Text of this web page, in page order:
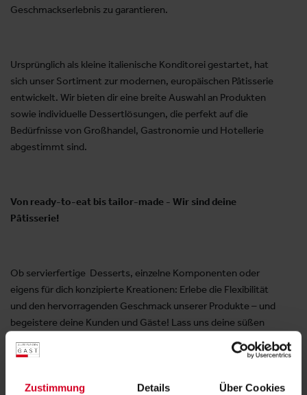
Zustimmung Details Über Cookies
Geschmackserlebnis zu garantieren.
Ursprünglich als kleine italienische Konditorei gestartet, hat
sich unser Sortiment zur modernen, europäischen Pâtisserie
entwickelt. Wir bieten dir eine breite Auswahl an Produkten
sowie individuelle Dessertlösungen, die perfekt auf die
Bedürfnisse von Großhandel, Gastronomie und Hotellerie
abgestimmt sind.
Von ready-to-eat bis tailor-made - Wir sind deine
Pâtisserie!
Ob servierfertige Desserts, einzelne Komponenten oder
eigens für dich konzipierte Kreationen: Erlebe die Flexibilität
und den hervorragenden Geschmack unserer Produkte – und
begeistere deine Kunden und Gäste! Lass uns deine süßen